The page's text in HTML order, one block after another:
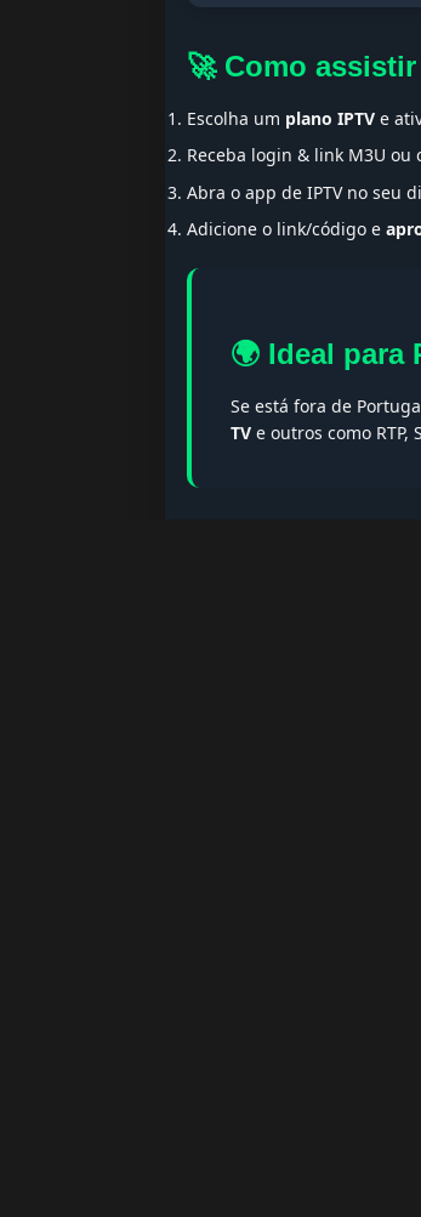
🚀 Como
Escolha um plano IPTV e
Receba login & link M3U ou
Abra o app de IPTV no seu
Adicione o link/código e
🌍 Ideal para
Se está fora de
TV e outros como